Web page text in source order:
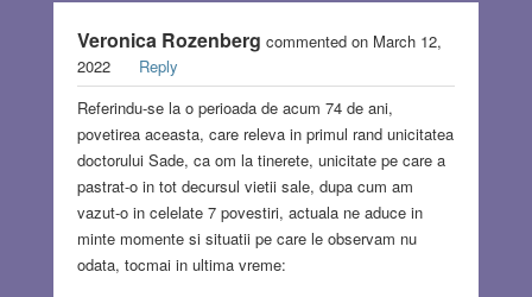
Veronica Rozenberg commented on March 12,
2022
Reply
Referindu-se la o perioada de acum 74 de ani,
povetirea aceasta, care releva in primul rand unicitatea
doctorului Sade, ca om la tinerete, unicitate pe care a
pastrat-o in tot decursul vietii sale, dupa cum am
vazut-o in celelate 7 povestiri, actuala ne aduce in
minte momente si situatii pe care le observam nu
odata, tocmai in ultima vreme: